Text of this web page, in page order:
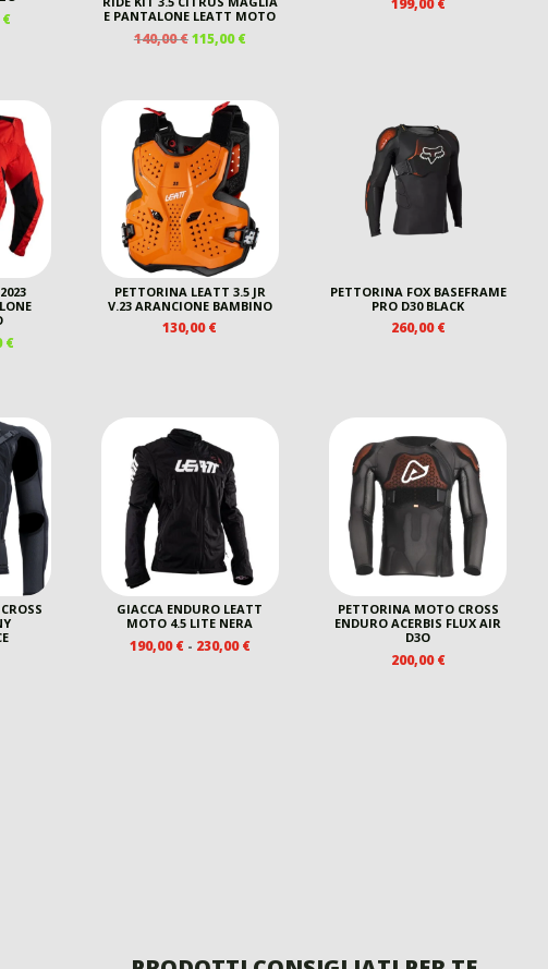
€IL
E PANTALONE LEATT MOTO
140,00€IL
140,00 €.
115,00€IL
115,00 €.
199,00€
€.
€IL
95,00 €.
PETTORINA LEATT 3.5 JR
V.23 ARANCIONE BAMBINO
130,00€
PETTORINA FOX BASEFRAME
PRO D30 BLACK
260,00€
GIACCA ENDURO LEATT
MOTO 4.5 LITE NERA
190,00€ - 230,00€FASCIA
PETTORINA MOTO CROSS
ENDURO ACERBIS FLUX AIR
D3O
200,00€